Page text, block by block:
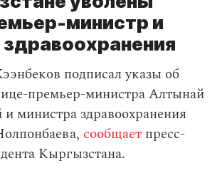
министр и
подписал указы об
премьер-министра Алтынай
министра здравоохранения
сообщает пресс-
Кыргызстана.